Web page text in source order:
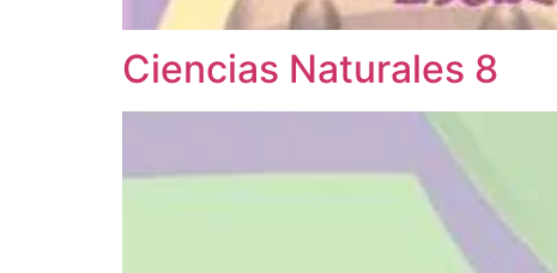
Ciencias Naturales 8